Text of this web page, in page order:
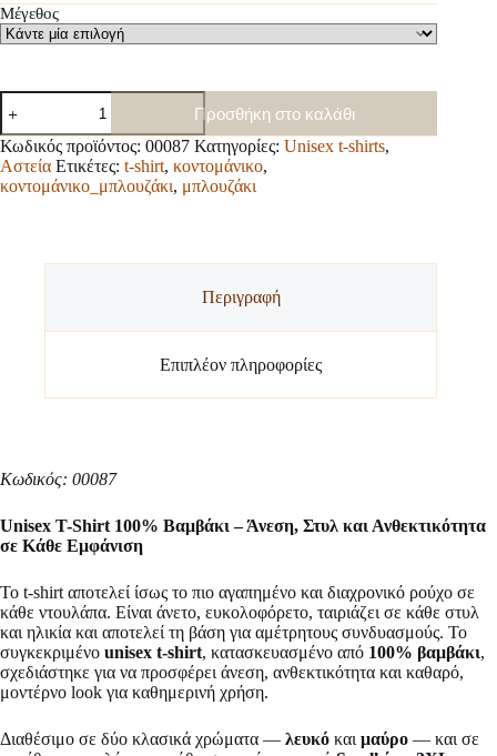
Μέγεθος
Unisex
shirt
ποσότητα
Προσθήκη στο καλάθι
Κωδικός προϊόντος: 00087 Κατηγορίες: Unisex t-shirts,
Αστεία Ετικέτες: t-shirt, κοντομάνικο,
κοντομάνικο_μπλουζάκι, μπλουζάκι
Περιγραφή
Επιπλέον πληροφορίες
Κωδικός: 00087
Unisex T-Shirt 100% Βαμβάκι – Άνεση, Στυλ και Ανθεκτικότητα
σε Κάθε Εμφάνιση
Το t-shirt αποτελεί ίσως το πιο αγαπημένο και διαχρονικό ρούχο σε
κάθε ντουλάπα. Είναι άνετο, ευκολοφόρετο, ταιριάζει σε κάθε στυλ
και ηλικία και αποτελεί τη βάση για αμέτρητους συνδυασμούς. Το
συγκεκριμένο unisex t-shirt, κατασκευασμένο από 100% βαμβάκι,
σχεδιάστηκε για να προσφέρει άνεση, ανθεκτικότητα και καθαρό,
μοντέρνο look για καθημερινή χρήση.
Διαθέσιμο σε δύο κλασικά χρώματα — λευκό και μαύρο — και σε